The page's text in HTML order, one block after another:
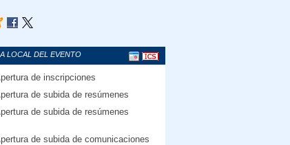
LOCAL DEL EVENTO
de inscripciones
de subida de resúmenes
de subida de resúmenes
de subida de comunicaciones